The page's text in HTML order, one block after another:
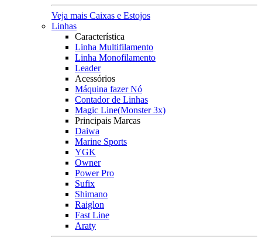
Veja mais Caixas e Estojos
Linhas
Característica
Linha Multifilamento
Linha Monofilamento
Leader
Acessórios
Máquina fazer Nó
Contador de Linhas
Magic Line(Monster 3x)
Principais Marcas
Daiwa
Marine Sports
YGK
Owner
Power Pro
Sufix
Shimano
Raiglon
Fast Line
Araty